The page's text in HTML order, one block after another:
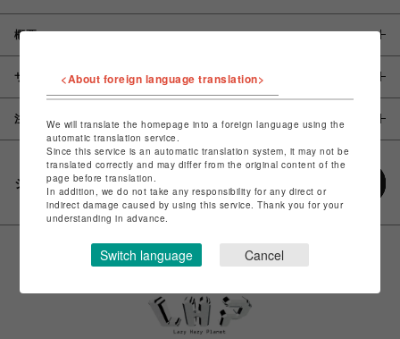
概要
サイズ
注意事項
シェアする
<About foreign language translation>
We will translate the homepage into a foreign language using the
automatic translation service.
Since this service is an automatic translation system, it may not be
translated correctly and may differ from the original content of the
page before translation.
In addition, we do not take any responsibility for any direct or
indirect damage caused by using this service. Thank you for your
understanding in advance.
Switch language Cancel